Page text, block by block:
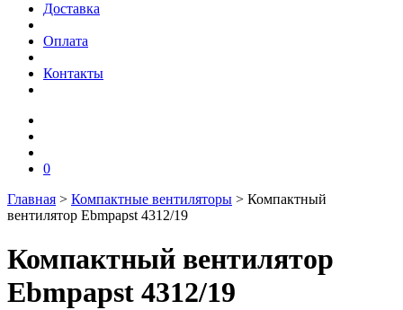
Доставка
Оплата
Контакты
0
Главная > Компактные вентиляторы > Компактный
вентилятор Ebmpapst 4312/19
Компактный вентилятор
Ebmpapst 4312/19